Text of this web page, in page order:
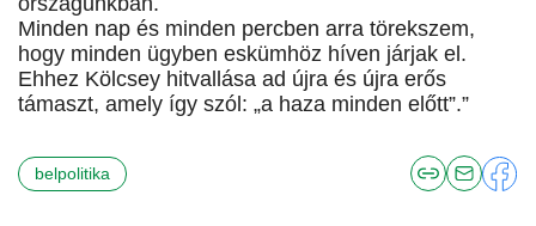
Minden nap és minden percben arra törekszem,
hogy minden ügyben eskümhöz híven járjak el.
Ehhez Kölcsey hitvallása ad újra és újra erős
támaszt, amely így szól: „a haza minden előtt”.”
belpolitika